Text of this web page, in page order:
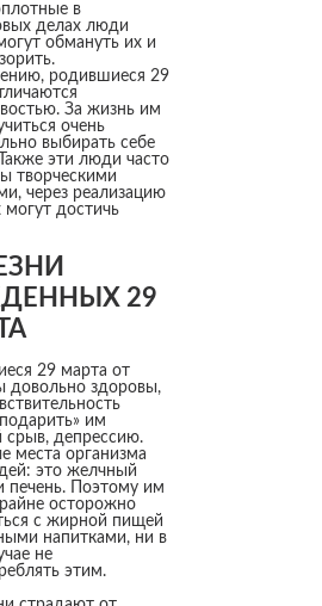
в
делах люди
обмануть их и
родившиеся 29
За жизнь им
очень
выбирать себе
эти люди часто
творческими
через реализацию
могут достичь
29
29 марта от
довольно здоровы,
им
срыв, депрессию.
места организма
это желчный
печень. Поэтому им
осторожно
с жирной пищей
напитками, ни в
не
этим.